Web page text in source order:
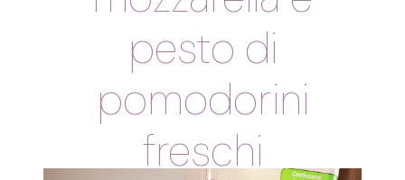
pesto di
pomodorini
freschi